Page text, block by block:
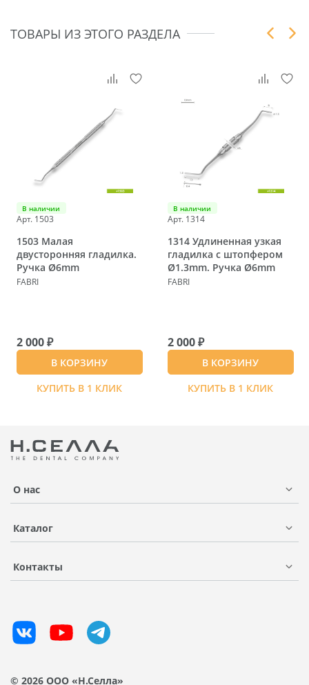
ТОВАРЫ ИЗ ЭТОГО РАЗДЕЛА
В наличии
Арт. 1503
1503 Малая
двусторонняя гладилка.
Ручка Ø6mm
FABRI
2 000 ₽
В КОРЗИНУ
КУПИТЬ В 1 КЛИК
В наличии
Арт. 1314
1314 Удлиненная узкая
гладилка с штопфером
Ø1.3mm. Ручка Ø6mm
FABRI
2 000 ₽
В КОРЗИНУ
КУПИТЬ В 1 КЛИК
О нас
Каталог
Контакты
© 2026 ООО «Н.Селла»